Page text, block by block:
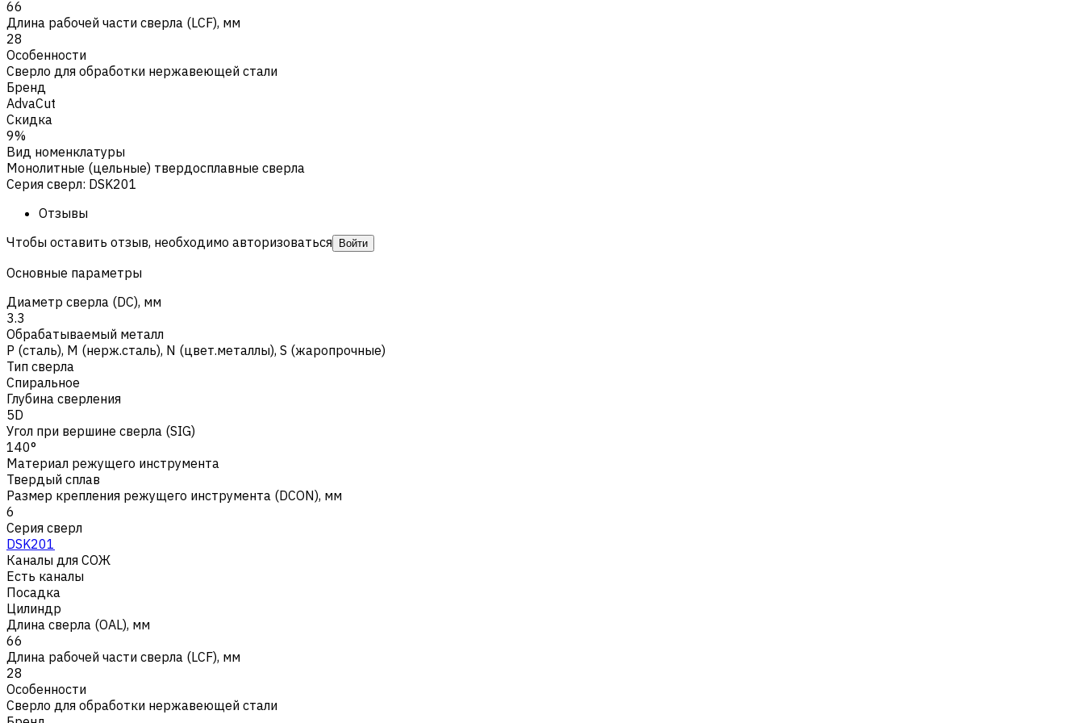
66
Длина рабочей части сверла (LCF), мм
28
Особенности
Сверло для обработки нержавеющей стали
Бренд
AdvaCut
Скидка
9%
Вид номенклатуры
Монолитные (цельные) твердосплавные сверла
Серия сверл: DSK201
Отзывы
Чтобы оставить отзыв, необходимо авторизоваться
Войти
Основные параметры
Диаметр сверла (DC), мм
3.3
Обрабатываемый металл
Р (сталь), M (нерж.сталь), N (цвет.металлы), S (жаропрочные)
Тип сверла
Спиральное
Глубина сверления
5D
Угол при вершине сверла (SIG)
140°
Материал режущего инструмента
Твердый сплав
Размер крепления режущего инструмента (DCON), мм
6
Серия сверл
DSK201
Каналы для СОЖ
Есть каналы
Посадка
Цилиндр
Длина сверла (OAL), мм
66
Длина рабочей части сверла (LCF), мм
28
Особенности
Сверло для обработки нержавеющей стали